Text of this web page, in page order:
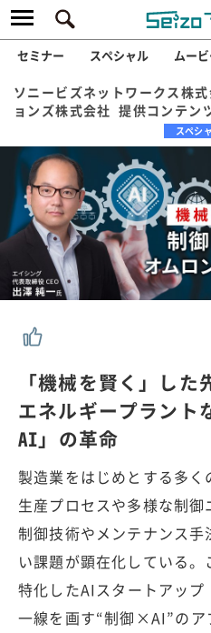
セミナー スペシャル ムー
ソニービズネットワークス株
ョンズ株式会社 提供コンテン
スペシ
「機械を賢く」し
エネルギープラント
AI」の革命
製造業をはじめとする多
生産プロセスや多様な制
制御技術やメンテナンス
い課題が顕在化している
特化したAIスタートアップ
一線を画す“制御×AI”のア